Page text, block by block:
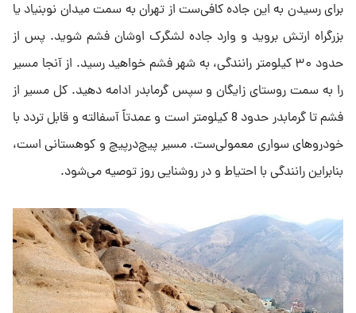
برای رسیدن به این جاده کافی‌ست از تهران به سمت میدان نوبنیاد یا
بزرگراه ارتش بروید و وارد جاده لشگرک اوشان فشم شوید. پس از
حدود ۳۰ کیلومتر رانندگی، به شهر فشم خواهید رسید. از آنجا مسیر
را به سمت روستای زایگان و سپس گرمابدر ادامه دهید. کل مسیر از
فشم تا گرمابدر حدود 8 کیلومتر است و عمدتاً آسفالته و قابل تردد با
خودروهای سواری معمولی‌ست. مسیر پیچ‌در‌پیچ و کوهستانی است،
بنابراین رانندگی با احتیاط و در روشنایی روز توصیه می‌شود.